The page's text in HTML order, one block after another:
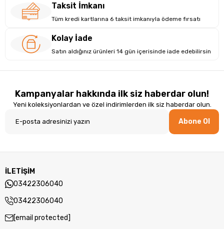
Taksit İmkanı
Tüm kredi kartlarına 6 taksit imkanıyla ödeme fırsatı
Kolay İade
Satın aldığınız ürünleri 14 gün içerisinde iade edebilirsin
Kampanyalar hakkında ilk siz haberdar olun!
Yeni koleksiyonlardan ve özel indirimlerden ilk siz haberdar olun.
Abone Ol
İLETİŞİM
03422306040
03422306040
[email protected]